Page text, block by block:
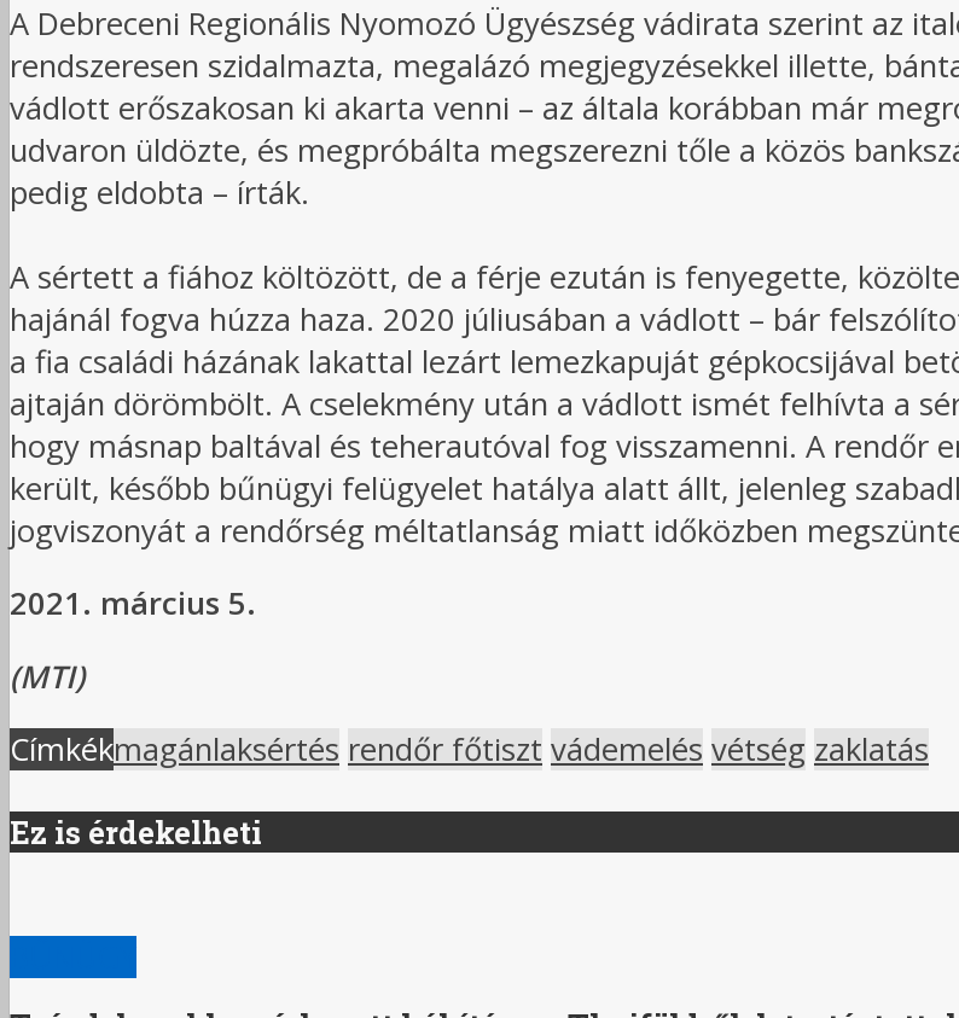
A Debreceni Regionális Nyomozó Ügyészség vádirata szerint az
rendszeresen szidalmazta, megalázó megjegyzésekkel illette,
vádlott erőszakosan ki akarta venni – az általa korábban már
udvaron üldözte, és megpróbálta megszerezni tőle a közös
pedig eldobta – írták.
A sértett a fiához költözött, de a férje ezután is fenyegette,
hajánál fogva húzza haza. 2020 júliusában a vádlott – bár
a fia családi házának lakattal lezárt lemezkapuját gépkocsijával
ajtaján dörömbölt. A cselekmény után a vádlott ismét felhívta a
hogy másnap baltával és teherautóval fog visszamenni. A
került, később bűnügyi felügyelet hatálya alatt állt, jelenleg
jogviszonyát a rendőrség méltatlanság miatt időközben
2021. március 5.
(MTI)
Címkékmagánlaksértés rendőr főtiszt vádemelés vétség zaklatás
Ez is érdekelheti